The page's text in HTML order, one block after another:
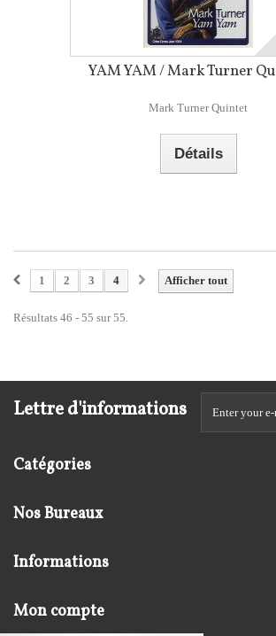
YAM YAM / Mark Turner
Mark Turner Quintet
Détails
Afficher tout
1 2 3 4
Résultats 46 - 55 sur 55.
Lettre d'informations
Catégories
Nos Bureaux
Informations
Mon compte